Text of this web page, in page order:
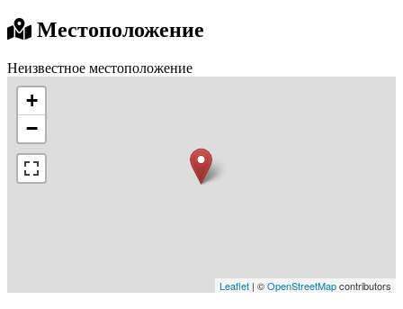
Местоположение
Неизвестное местоположение
+
−
Leaflet | ©OpenStreetMapcontributors